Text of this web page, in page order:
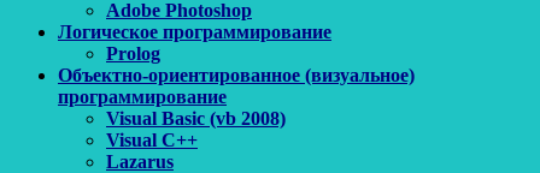
Adobe Photoshop
Логическое программирование
Prolog
Объектно-ориентированное (визуальное)
программирование
Visual Basic (vb 2008)
Visual C++
Lazarus